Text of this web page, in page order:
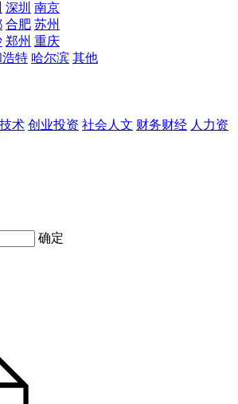
深圳 南京
合肥 苏州
郑州 重庆
浩特 哈尔滨 其他
术 创业投资 社会人文 财务财经 人力资
确定